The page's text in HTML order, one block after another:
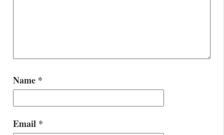
Name *
Email *